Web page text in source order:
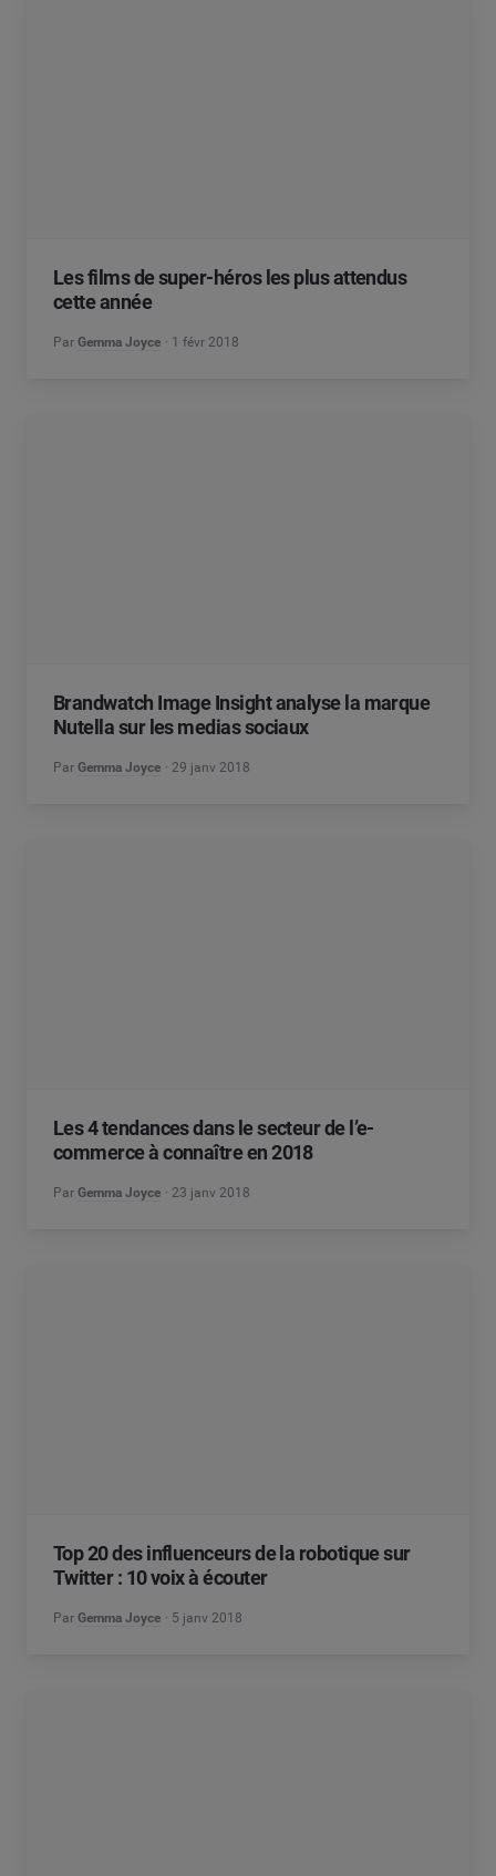
Les films de super-héros les plus attendus
cette année
Par Gemma Joyce 1 févr 2018
Brandwatch Image Insight analyse la marque
Nutella sur les medias sociaux
Par Gemma Joyce 29 janv 2018
Les 4 tendances dans le secteur de l’e-
commerce à connaître en 2018
Par Gemma Joyce 23 janv 2018
Top 20 des influenceurs de la robotique sur
Twitter : 10 voix à écouter
Par Gemma Joyce 5 janv 2018